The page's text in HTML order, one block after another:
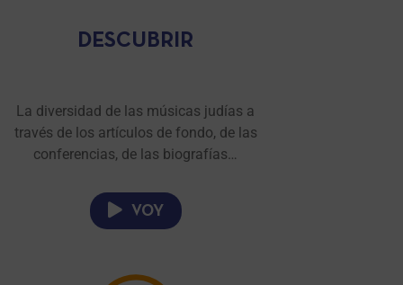
DESCUBRIR
La diversidad de las músicas judías a
través de los artículos de fondo, de las
conferencias, de las biografías…
VOY